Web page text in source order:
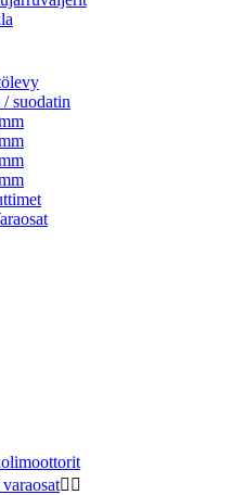
suodatin
 